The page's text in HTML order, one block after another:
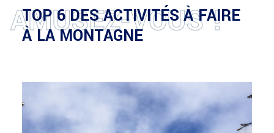
AMUSEZ-VOUS !
TOP 6 DES ACTIVITÉS À FAIRE
À LA MONTAGNE